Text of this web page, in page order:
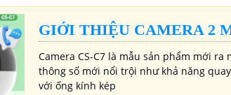
GIỚI THIỆU CAMERA 2
Camera CS-C7 là mẫu sản phẩm mới
thông số mới nổi trội như khả năng
với ống kính kép